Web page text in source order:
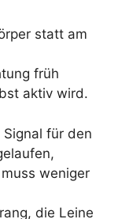
statt am
früh
aktiv wird.
für den
weniger
die Leine